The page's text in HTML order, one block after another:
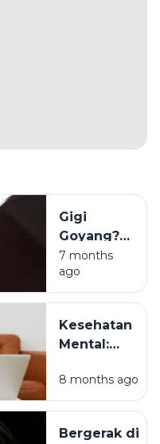
Gigi
Goyang?
Ini Bisa
Jadi
Tanda
Parah!
7 months
ago
Kesehatan
Mental:
Jiwa di Era
8 months ago
Bergerak di